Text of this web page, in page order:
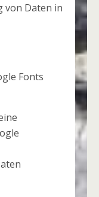
von Daten in
Fonts